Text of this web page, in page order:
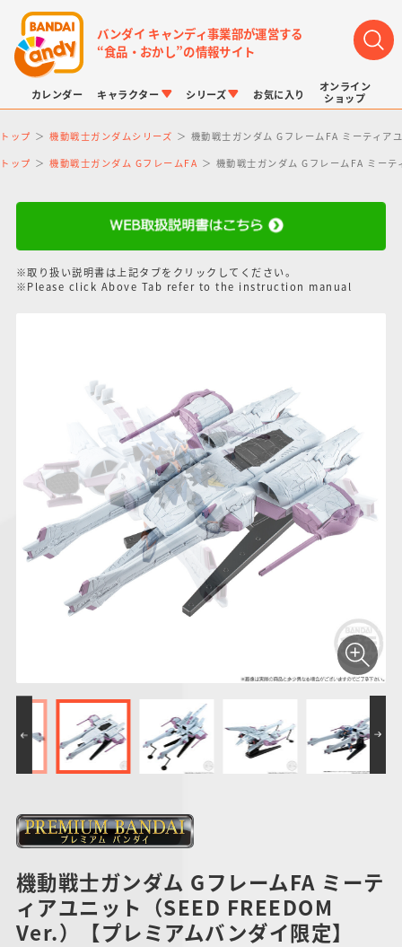
バンダイ キャンディ事業部が運営する
“食品・おかし”の情報サイト
カレンダー キャラクター
仮面ライダーシリー
PROJECT R.E.D.・
スーパー戦隊シリー
ズ
ガンダムシリーズ
ポケットモンスター
アンパンマン
シリーズ
キャラパキ
つりグミ
にふぉるめーしょん
＆スクエアシール
SMPシリーズ
ポケモンスケールワ
ールド
お気に入り
オンライン
ショップ
トップ 機動戦士ガンダムシリーズ 機動戦士ガンダム GフレームFA ミーティア
トップ 機動戦士ガンダム GフレームFA 機動戦士ガンダム GフレームFA ミー
※取り扱い説明書は上記タブをクリックしてください。
※Please click Above Tab refer to the instruction manual
機動戦士ガンダム GフレームFA ミーテ
ィアユニット（SEED FREEDOM
Ver.）【プレミアムバンダイ限定】